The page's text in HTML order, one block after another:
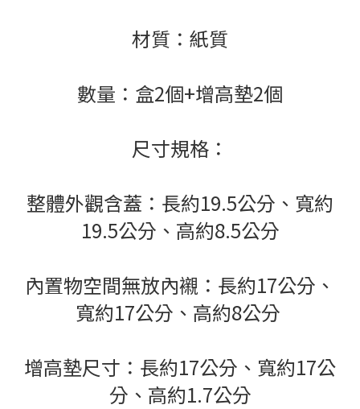
材質：紙質
數量：盒2個+增高墊2個
尺寸規格：
整體外觀含蓋：長約19.5公分、寬約
19.5公分、高約8.5公分
內置物空間無放內襯：長約17公分、
寬約17公分、高約8公分
增高墊尺寸：長約17公分、寬約17公
分、高約1.7公分